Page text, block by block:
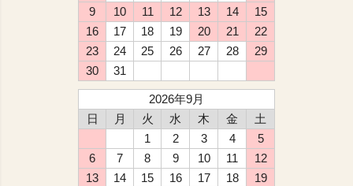
9
10 11 12 13 14
15
16
17 18 19 20 21
22
23
24 25 26 27 28
29
30
31
2026年9月
日
月 火 水 木 金
土
1
2 3 4
5
6
7 8 9 10 11
12
13
14 15 16 17 18
19